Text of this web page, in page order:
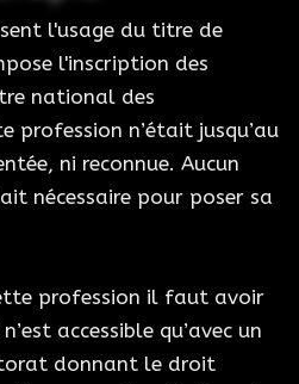
l'usage du titre de
l'inscription des
national des
profession n’était jusqu’au
ni reconnue. Aucun
nécessaire pour poser sa
profession il faut avoir
accessible qu’avec un
donnant le droit